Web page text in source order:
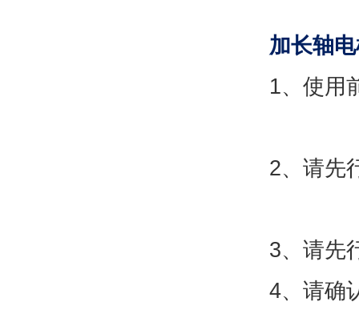
加长轴
1、使用
2、请先
3、请先
4、请确